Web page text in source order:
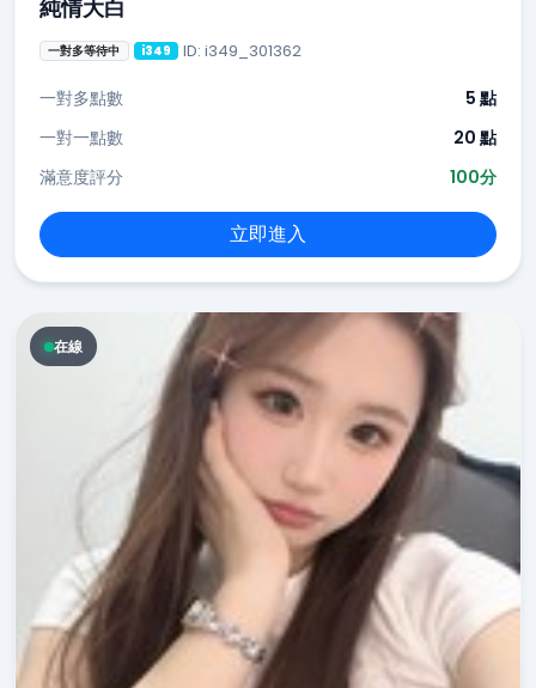
純情大白
一對多等待中 i349 ID: i349_301362
一對多點數
5 點
一對一點數
20 點
滿意度評分
100分
立即進入
在線